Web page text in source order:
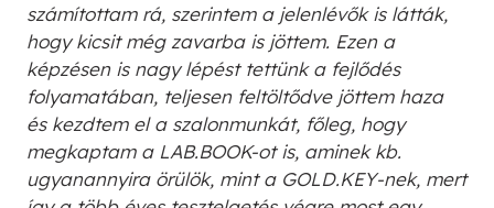
számítottam rá, szerintem a jelenlévők is látták,
hogy kicsit még zavarba is jöttem. Ezen a
képzésen is nagy lépést tettünk a fejlődés
folyamatában, teljesen feltöltődve jöttem haza
és kezdtem el a szalonmunkát, főleg, hogy
megkaptam a LAB.BOOK-ot is, aminek kb.
ugyanannyira örülök, mint a GOLD.KEY-nek, mert